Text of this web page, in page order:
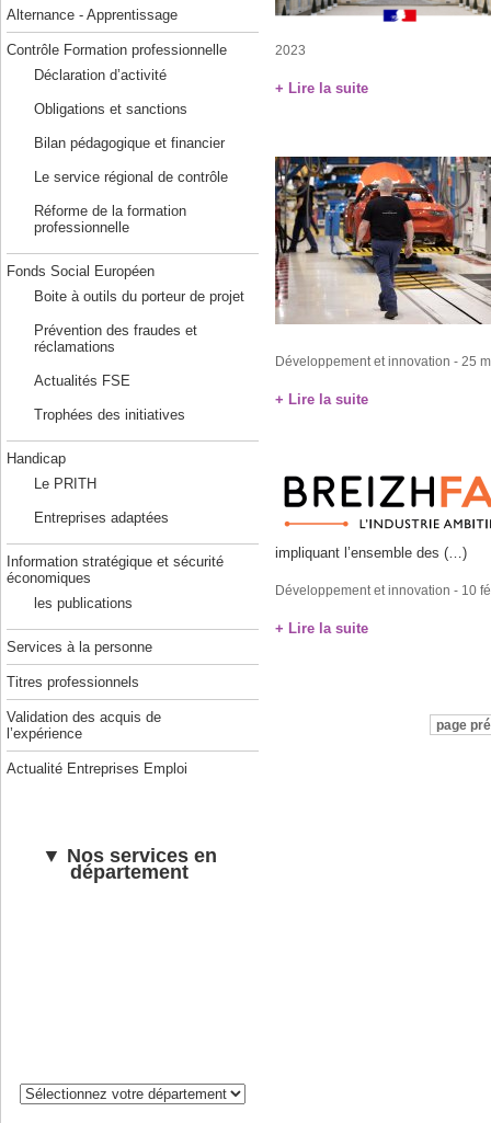
Alternance - Apprentissage
Contrôle Formation professionnelle
Déclaration d’activité
Obligations et sanctions
Bilan pédagogique et financier
Le service régional de contrôle
Réforme de la formation
professionnelle
Fonds Social Européen
Boite à outils du porteur de projet
Prévention des fraudes et
réclamations
Actualités FSE
Trophées des initiatives
Handicap
Le PRITH
Entreprises adaptées
Information stratégique et sécurité
économiques
les publications
Services à la personne
Titres professionnels
Validation des acquis de
l’expérience
Actualité Entreprises Emploi
▼ Nos services en
département
2023
+ Lire la suite
Développement et innovation - 25
+ Lire la suite
impliquant l’ensemble des (…)
Développement et innovation - 10
+ Lire la suite
page